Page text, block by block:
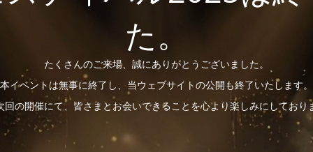
た。
たくさんのご来場、誠にありがとうございました。
本イベントは無事に終了し、当ウェブサイトの公開も終了いたします。
回の開催にて、皆さまとお会いできることを心より楽しみにしており